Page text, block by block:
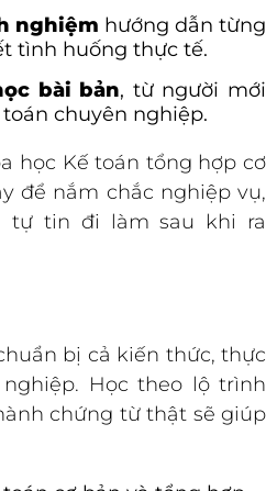
nghiệm hướng dẫn từng
tình huống thực tế.
bài bản, từ người mới
chuyên nghiệp.
học Kế toán tổng hợp cơ
để nắm chắc nghiệp vụ,
tự tin đi làm sau khi ra
bị cả kiến thức, thực
Học theo lộ trình
chứng từ thật sẽ giúp